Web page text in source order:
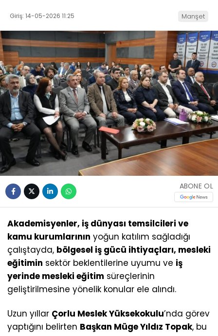
Giriş: 14-05-2026 11:25 Manşet
ABONE OL
Akademisyenler, iş dünyası temsilcileri ve
kamu kurumlarının yoğun katılım sağladığı
çalıştayda, bölgesel iş gücü ihtiyaçları, mesleki
eğitimin sektör beklentilerine uyumu ve iş
yerinde mesleki eğitim süreçlerinin
geliştirilmesine yönelik konular ele alındı.
Uzun yıllar Çorlu Meslek Yüksekokulu’nda görev
yaptığını belirten Başkan Müge Yıldız Topak, bu